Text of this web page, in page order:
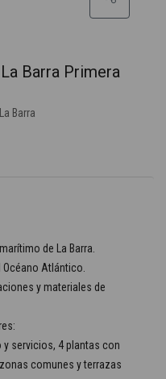
Barra Primera
Barra
de La Barra.
Atlántico.
y materiales de
servicios, 4 plantas con
comunes y terrazas